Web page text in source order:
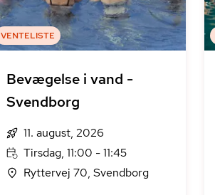
VENTELISTE
Bevægelse i vand -
Svendborg
11. august, 2026
Tirsdag, 11:00 - 11:45
Ryttervej 70, Svendborg